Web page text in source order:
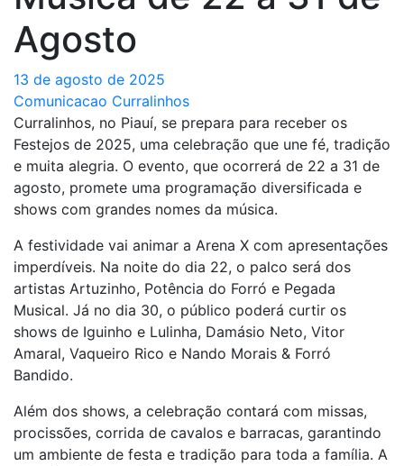
Agosto
13 de agosto de 2025
Comunicacao Curralinhos
Curralinhos, no Piauí, se prepara para receber os
Festejos de 2025, uma celebração que une fé, tradição
e muita alegria. O evento, que ocorrerá de 22 a 31 de
agosto, promete uma programação diversificada e
shows com grandes nomes da música.
A festividade vai animar a Arena X com apresentações
imperdíveis. Na noite do dia 22, o palco será dos
artistas Artuzinho, Potência do Forró e Pegada
Musical. Já no dia 30, o público poderá curtir os
shows de Iguinho e Lulinha, Damásio Neto, Vitor
Amaral, Vaqueiro Rico e Nando Morais & Forró
Bandido.
Além dos shows, a celebração contará com missas,
procissões, corrida de cavalos e barracas, garantindo
um ambiente de festa e tradição para toda a família. A